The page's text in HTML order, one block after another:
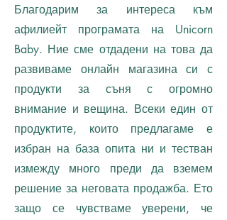
Благодарим за интереса към
афилиейт програмата на Unicorn
Baby. Ние сме отдадени на това да
развиваме онлайн магазина си с
продукти за съня с огромно
внимание и вещина. Всеки един от
продуктите, които предлагаме е
избран на база опита ни и тестван
измежду много преди да вземем
решение за неговата продажба. Ето
защо се чувстваме уверени, че